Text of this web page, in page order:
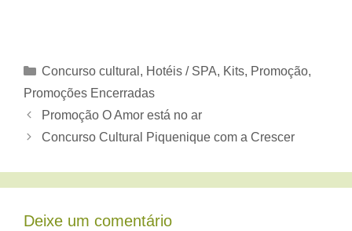
Categorias
Concurso cultural , Hotéis / SPA, Kits, Promoção,
Promoções Encerradas
Promoção O Amor está no ar
Concurso Cultural Piquenique com a Crescer
Deixe um comentário